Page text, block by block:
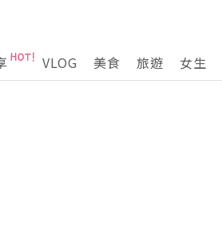
VLOG 美食 旅遊 女生